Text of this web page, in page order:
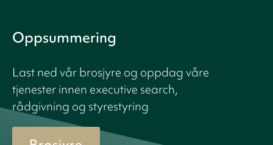
Oppsummering
Last ned vår brosjyre og oppdag våre
tjenester innen executive search,
rådgivning og styrestyring